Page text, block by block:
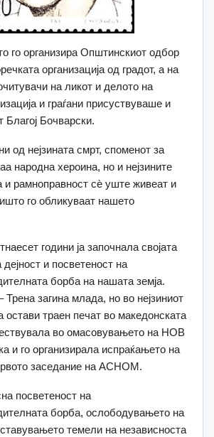
го организира Општинскиот одбор
организација од градот, а на
на ликот и делото на
и граѓани присуствуваше и
Благој Бочварски.
од нејзината смрт, споменот за
народна хероина, но и нејзините
и рамноправност сѐ уште живеат и
го обликуваат нашето
години ја започнала својата
и посветеност на
борба на нашата земја.
загина млада, но во нејзиниот
остави траен печат во македонската
во омасовувањето на НОВ
и го организирала испраќањето на
заседание на АСНОМ.
посветеност на
борба, ослободувањето на
темели на независноста